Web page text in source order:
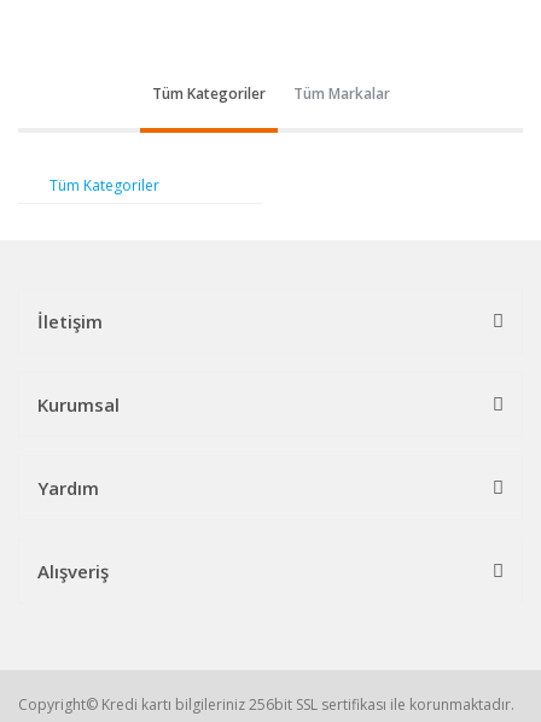
Tüm Kategoriler Tüm Markalar
Tüm Kategoriler
İletişim
Kurumsal
Yardım
Alışveriş
Copyright© Kredi kartı bilgileriniz 256bit SSL sertifikası ile korunmaktadır.